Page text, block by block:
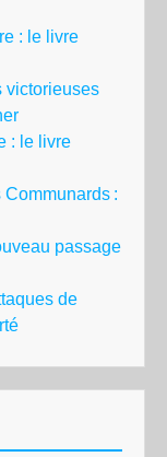
: le livre
victorieuses
: le livre
Communards :
passage
de